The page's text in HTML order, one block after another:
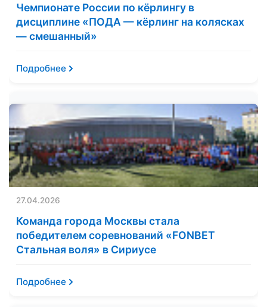
Чемпионате России по кёрлингу в
дисциплине «ПОДА — кёрлинг на колясках
— смешанный»
Подробнее
27.04.2026
Команда города Москвы стала
победителем соревнований «FONBET
Стальная воля» в Сириусе
Подробнее